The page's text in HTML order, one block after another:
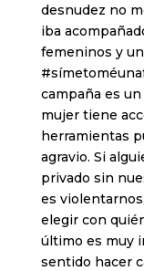
desnudez no
iba
femeninos y un
campaña es
mujer tiene
herramientas
agravio. Si
privado sin
es
elegir con
último es muy
sentido hacer